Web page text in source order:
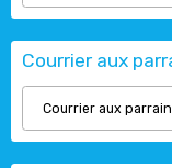
Courrier aux
Courrier aux